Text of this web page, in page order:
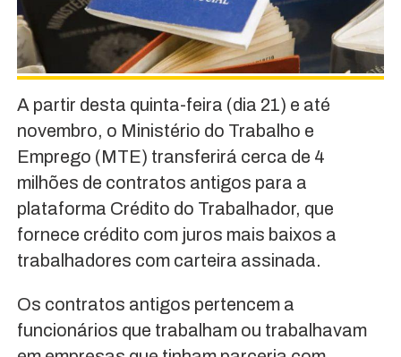
A partir desta quinta-feira (dia 21) e até
novembro, o Ministério do Trabalho e
Emprego (MTE) transferirá cerca de 4
milhões de contratos antigos para a
plataforma Crédito do Trabalhador, que
fornece crédito com juros mais baixos a
trabalhadores com carteira assinada.
Os contratos antigos pertencem a
funcionários que trabalham ou trabalhavam